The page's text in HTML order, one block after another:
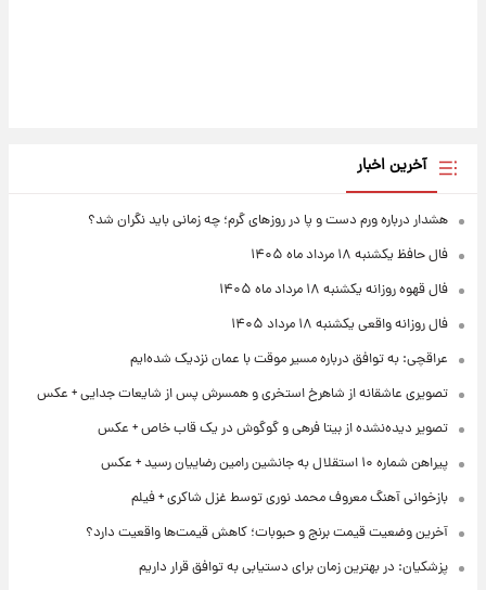
آخرین اخبار
هشدار درباره ورم دست و پا در روزهای گرم؛ چه زمانی باید نگران شد؟
فال حافظ یکشنبه ۱۸ مرداد ماه ۱۴۰۵
فال قهوه روزانه یکشنبه ۱۸ مرداد ماه ۱۴۰۵
فال روزانه واقعی یکشنبه ۱۸ مرداد ۱۴۰۵
عراقچی: به توافق درباره مسیر موقت با عمان نزدیک شده‌ایم
تصویری عاشقانه از شاهرخ استخری و همسرش پس از شایعات جدایی + عکس
تصویر دیده‌نشده از بیتا فرهی و گوگوش در یک قاب خاص + عکس
پیراهن شماره ۱۰ استقلال به جانشین رامین رضاییان رسید + عکس
بازخوانی آهنگ معروف محمد نوری توسط غزل شاکری + فیلم
آخرین وضعیت قیمت برنج و حبوبات؛ کاهش قیمت‌ها واقعیت دارد؟
پزشکیان: در بهترین زمان برای دستیابی به توافق قرار داریم